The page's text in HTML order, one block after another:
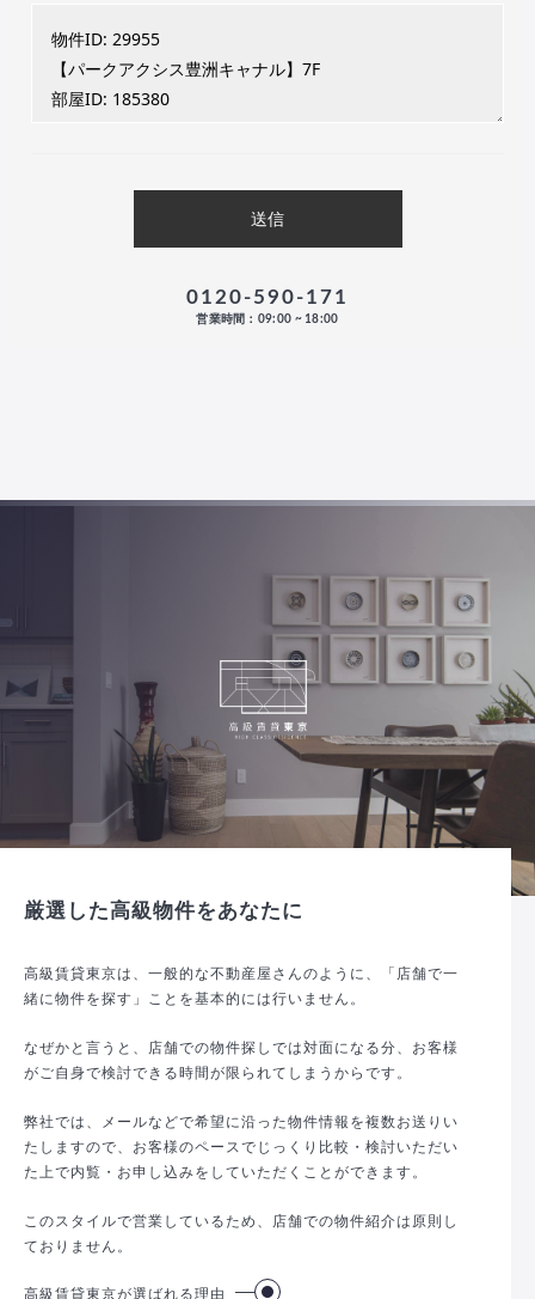
0120-590-171
営業時間：09:00 ~ 18:00
厳選した高級物件をあなたに
高級賃貸東京は、一般的な不動産屋さんのように、「店舗で一
緒に物件を探す」ことを基本的には行いません。
なぜかと言うと、店舗での物件探しでは対面になる分、お客様
がご自身で検討できる時間が限られてしまうからです。
弊社では、メールなどで希望に沿った物件情報を複数お送りい
たしますので、お客様のペースでじっくり比較・検討いただい
た上で内覧・お申し込みをしていただくことができます。
このスタイルで営業しているため、店舗での物件紹介は原則し
ておりません。
高級賃貸東京が選ばれる理由